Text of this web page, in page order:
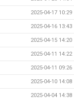
2025-04-17 10:29
2025-04-16 13:43
2025-04-15 14:20
2025-04-11 14:22
2025-04-11 09:26
2025-04-10 14:08
2025-04-04 14:38